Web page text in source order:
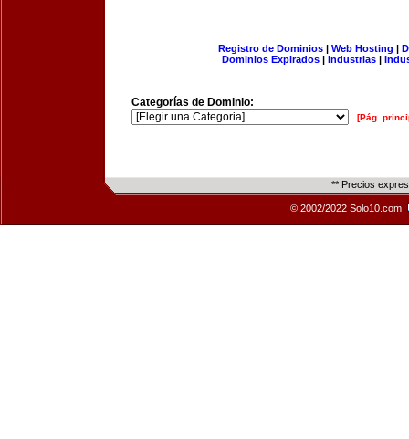
Registro de Dominios| Web Hosting |
Dominios Expirados | Industrias |
Categorías de Dominio:
[Pág.
** Precios
© 2002/2022 Solo10.com